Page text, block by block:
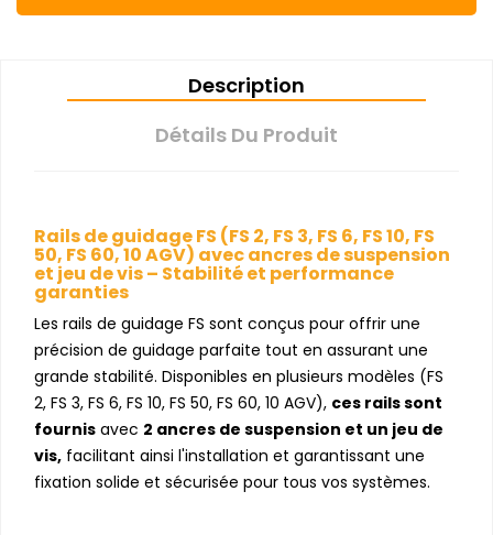
Description
Détails Du Produit
Rails de guidage FS (FS 2, FS 3, FS 6, FS 10, FS
50, FS 60, 10 AGV) avec ancres de suspension
et jeu de vis – Stabilité et performance
garanties
Les rails de guidage FS sont conçus pour offrir une
précision de guidage parfaite tout en assurant une
grande stabilité. Disponibles en plusieurs modèles (FS
2, FS 3, FS 6, FS 10, FS 50, FS 60, 10 AGV), ces rails sont
fournis avec 2 ancres de suspension et un jeu de
vis, facilitant ainsi l'installation et garantissant une
fixation solide et sécurisée pour tous vos systèmes.